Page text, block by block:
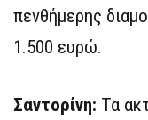
πενθήμερης
1.500 ευρώ.
Σαντορίνη: Τα